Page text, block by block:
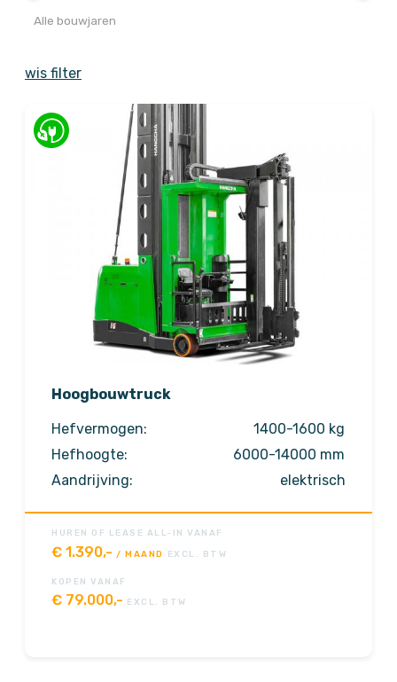
Alle bouwjaren
wis filter
Hoogbouwtruck
Hefvermogen:
1400-1600 kg
Hefhoogte:
6000-14000 mm
Aandrijving:
elektrisch
HUREN OF LEASE ALL-IN VANAF
€ 1.390,- / MAAND EXCL. BTW
KOPEN VANAF
€ 79.000,- EXCL. BTW